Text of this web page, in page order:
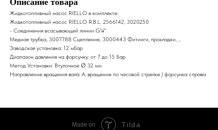
Описание товара
Жидкотопливный насос RIELLO в комплекте:
Жидкотопливный насос RIELLO R.B.L. 2566142, 3020250
- Соединения всасывающей линии G¼"
Медная трубка, 3007788 Сцепление, 3000443 Фитинги, прокладки, ...
Заводская установка: 12 мбар
Диапазон давления на форсунку: от 7 до 15 Бар
Метод Установки: Втулочное ∅ 32 мм
Направление вращения вала: A: вращение по часовой стрелке / форсунка справа
Made on Tilda